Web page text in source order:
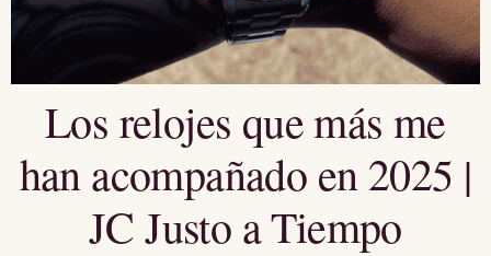
Los relojes que más me
han acompañado en 2025 |
JC Justo a Tiempo